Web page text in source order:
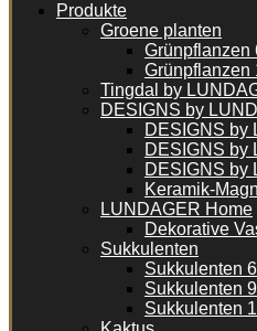
Produkte
Groene planten
Grünpflanzen
Grünpflanzen
Tingdal by
DESIGNS by
DESIGNS by
DESIGNS by
DESIGNS by
Keramik-
LUNDAGER Home
Dekorative
Sukkulenten
Sukkulenten
Sukkulenten
Sukkulenten